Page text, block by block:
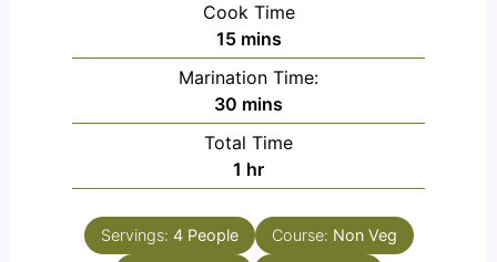
Cook Time
15minutes
mins
Marination Time:
30 minutes
mins
Total Time
1 hour
hr
Servings: 4 People Course: Non Veg